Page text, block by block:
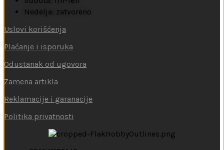
Nedelja: zatvoreno
Uslovi korišćenja
Plaćanje i isporuka
Odustanak od ugovora
Zamena artikla
Reklamacije i garanacije
Politika privatnosti